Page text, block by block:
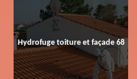
Hydrofuge toiture et façade 68